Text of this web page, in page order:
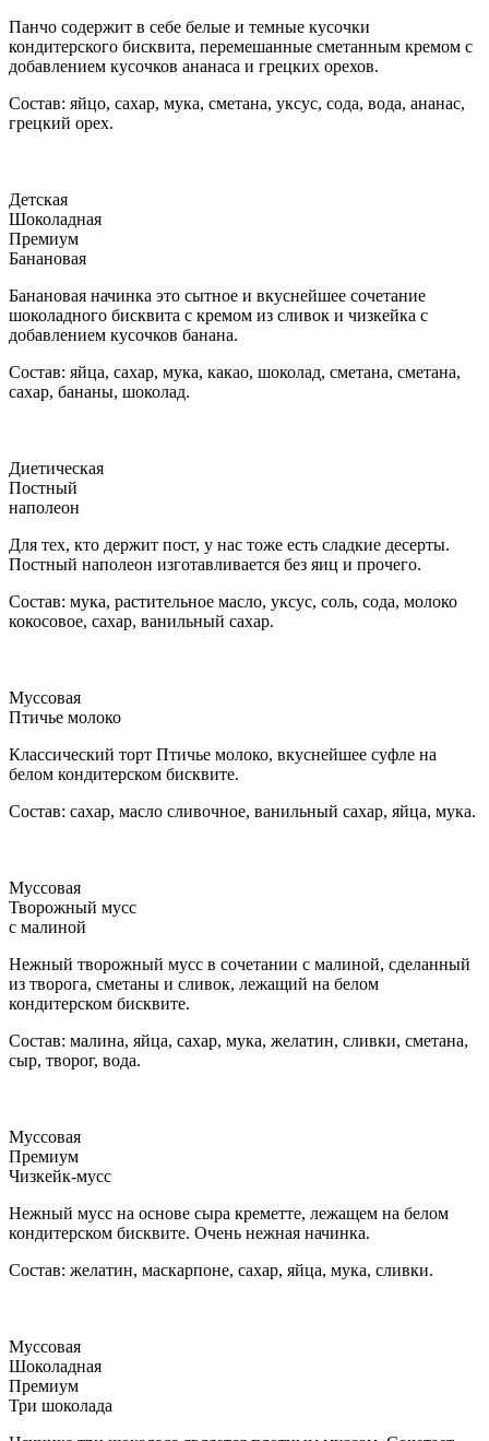
Панчо содержит в себе белые и темные кусочки
кондитерского бисквита, перемешанные сметанным кремом с
добавлением кусочков ананаса и грецких орехов.
Состав: яйцо, сахар, мука, сметана, уксус, сода, вода, ананас,
грецкий орех.
Детская
Шоколадная
Премиум
Банановая
Банановая начинка это сытное и вкуснейшее сочетание
шоколадного бисквита с кремом из сливок и чизкейка с
добавлением кусочков банана.
Состав: яйца, сахар, мука, какао, шоколад, сметана, сметана,
сахар, бананы, шоколад.
Диетическая
Постный
наполеон
Для тех, кто держит пост, у нас тоже есть сладкие десерты.
Постный наполеон изготавливается без яиц и прочего.
Состав: мука, растительное масло, уксус, соль, сода, молоко
кокосовое, сахар, ванильный сахар.
Муссовая
Птичье молоко
Классический торт Птичье молоко, вкуснейшее суфле на
белом кондитерском бисквите.
Состав: сахар, масло сливочное, ванильный сахар, яйца, мука.
Муссовая
Творожный мусс
с малиной
Нежный творожный мусс в сочетании с малиной, сделанный
из творога, сметаны и сливок, лежащий на белом
кондитерском бисквите.
Состав: малина, яйца, сахар, мука, желатин, сливки, сметана,
сыр, творог, вода.
Муссовая
Премиум
Чизкейк-мусс
Нежный мусс на основе сыра креметте, лежащем на белом
кондитерском бисквите. Очень нежная начинка.
Состав: желатин, маскарпоне, сахар, яйца, мука, сливки.
Муссовая
Шоколадная
Премиум
Три шоколада